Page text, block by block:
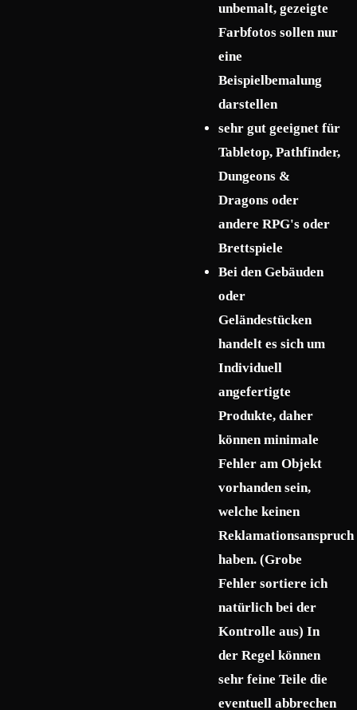
unbemalt, gezeigte
Farbfotos sollen nur
eine
Beispielbemalung
darstellen
sehr gut geeignet für
Tabletop, Pathfinder,
Dungeons &
Dragons oder
andere RPG's oder
Brettspiele
Bei den Gebäuden
oder
Geländestücken
handelt es sich um
Individuell
angefertigte
Produkte, daher
können minimale
Fehler am Objekt
vorhanden sein,
welche keinen
Reklamationsanspruch
haben. (Grobe
Fehler sortiere ich
natürlich bei der
Kontrolle aus) In
der Regel können
sehr feine Teile die
eventuell abbrechen